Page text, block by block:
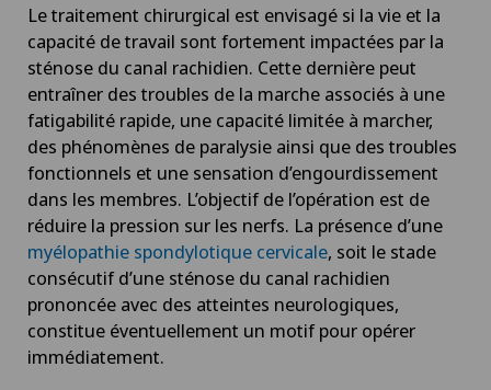
Chirurgie veineuse
Chirurgie viscérale
Coaching individuel / conseil en image
Coloproctologie
Conflit fémoro-acétabulaire
Conseils nutritionnels
Le traitement chirurgical est envisagé si la vie et la
capacité de travail sont fortement impactées par la
sténose du canal rachidien. Cette dernière peut
entraîner des troubles de la marche associés à une
fatigabilité rapide, une capacité limitée à marcher,
des phénomènes de paralysie ainsi que des troubles
fonctionnels et une sensation d’engourdissement
dans les membres. L’objectif de l’opération est de
réduire la pression sur les nerfs. La présence d’une
myélopathie spondylotique cervicale, soit le stade
consécutif d’une sténose du canal rachidien
prononcée avec des atteintes neurologiques,
constitue éventuellement un motif pour opérer
immédiatement.